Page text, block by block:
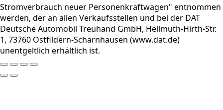
Stromverbrauch neuer Personenkraftwagen" entnommen
werden, der an allen Verkaufsstellen und bei der DAT
Deutsche Automobil Treuhand GmbH, Hellmuth-Hirth-Str.
1, 73760 Ostfildern-Scharnhausen (www.dat.de)
unentgeltlich erhältlich ist.